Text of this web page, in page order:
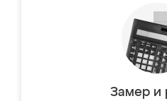
Замер и